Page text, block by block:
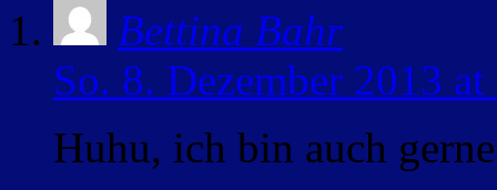
Bettina Bahr
So. 8. Dezember 2013
Huhu, ich bin auch